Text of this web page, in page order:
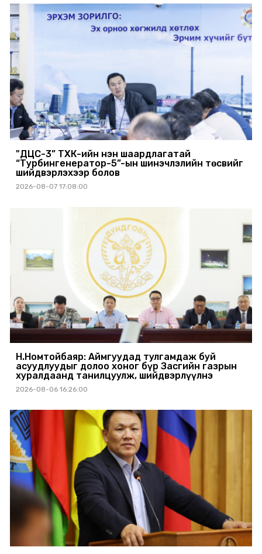
"ДЦС-3” ТӨХК-ийн нэн шаардлагатай
“Турбингенератор-5”-ын шинэчлэлийн төсвийг
шийдвэрлэхээр болов
2026-08-07 17:08:00
Н.Номтойбаяр: Аймгуудад тулгамдаж буй
асуудлуудыг долоо хоног бүр Засгийн газрын
хуралдаанд танилцуулж, шийдвэрлүүлнэ
2026-08-06 16:26:00